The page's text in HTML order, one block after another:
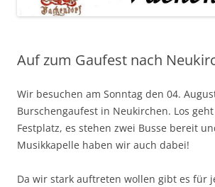
Auf zum Gaufest nach
Wir besuchen am Sonntag den 04.
Burschengaufest in Neukirchen. Los
Festplatz, es stehen zwei Busse bereit
Musikkapelle haben wir auch dabei!
Da wir stark auftreten wollen gibt es für